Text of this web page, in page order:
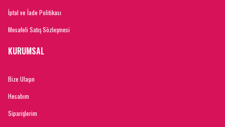
İptal ve İade Politikası
Mesafeli Satış Sözleşmesi
KURUMSAL
Bize Ulaşın
Hesabım
Siparişlerim